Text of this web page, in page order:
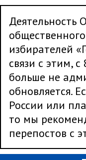
Деятельность
избирателей
связи с этим,
больше не
обновляется.
России или
то мы
перепостов с